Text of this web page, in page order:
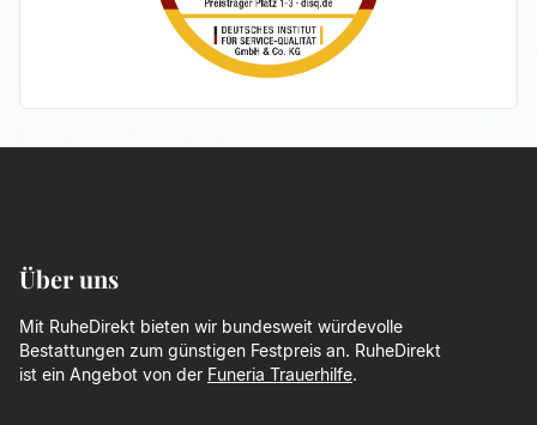
Über uns
Mit RuheDirekt bieten wir bundesweit würdevolle
Bestattungen zum günstigen Festpreis an. RuheDirekt
ist ein Angebot von der Funeria Trauerhilfe.